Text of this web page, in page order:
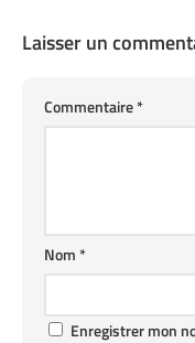
Laisser un
Commentaire*
Nom*
Enregistrer mon